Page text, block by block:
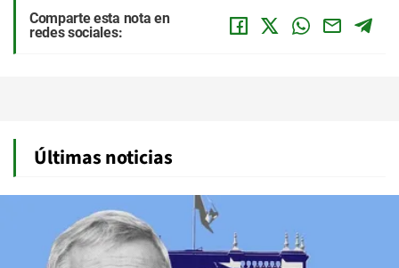
Comparte esta nota en
redes sociales:
Últimas noticias